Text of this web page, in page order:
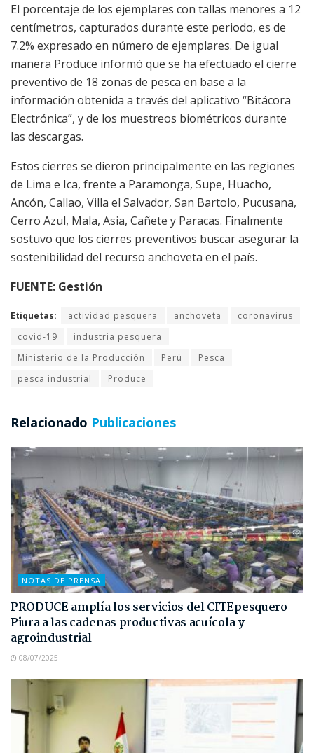
El porcentaje de los ejemplares con tallas menores a 12
centímetros, capturados durante este periodo, es de
7.2% expresado en número de ejemplares. De igual
manera Produce informó que se ha efectuado el cierre
preventivo de 18 zonas de pesca en base a la
información obtenida a través del aplicativo “Bitácora
Electrónica”, y de los muestreos biométricos durante
las descargas.
Estos cierres se dieron principalmente en las regiones
de Lima e Ica, frente a Paramonga, Supe, Huacho,
Ancón, Callao, Villa el Salvador, San Bartolo, Pucusana,
Cerro Azul, Mala, Asia, Cañete y Paracas. Finalmente
sostuvo que los cierres preventivos buscar asegurar la
sostenibilidad del recurso anchoveta en el país.
FUENTE: Gestión
Etiquetas: actividad pesquera anchoveta
coronavirus
covid-19
industria pesquera
Ministerio de la Producción
Perú
Pesca
pesca industrial
Produce
Relacionado Publicaciones
NOTAS DE PRENSA
PRODUCE amplía los servicios del CITEpesquero
Piura a las cadenas productivas acuícola y
agroindustrial
08/07/2025